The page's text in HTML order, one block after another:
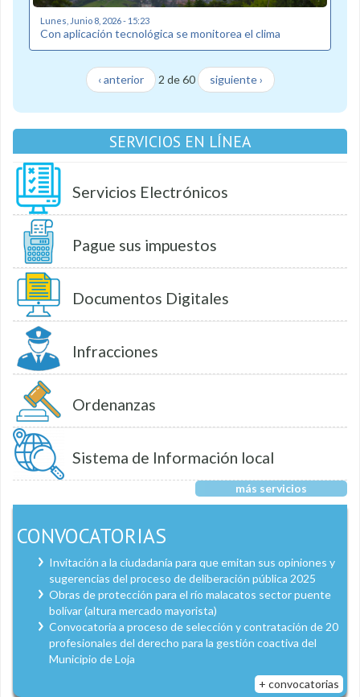
Lunes, Junio 8, 2026 - 15:23
Con aplicación tecnológica se monitorea el clima
‹ anterior 2 de 60 siguiente ›
SERVICIOS EN LÍNEA
Servicios Electrónicos
Pague sus impuestos
Documentos Digitales
Infracciones
Ordenanzas
Sistema de Información local
más servicios
CONVOCATORIAS
Invitación a la ciudadanía para que emitan sus opiniones y
sugerencias del proceso de deliberación pública 2025
Obras de protección para el río malacatos sector puente
bolívar (altura mercado mayorista)
Convocatoria a proceso de selección y contratación de 20
profesionales del derecho para la gestión coactiva del
Municipio de Loja
+ convocatorias